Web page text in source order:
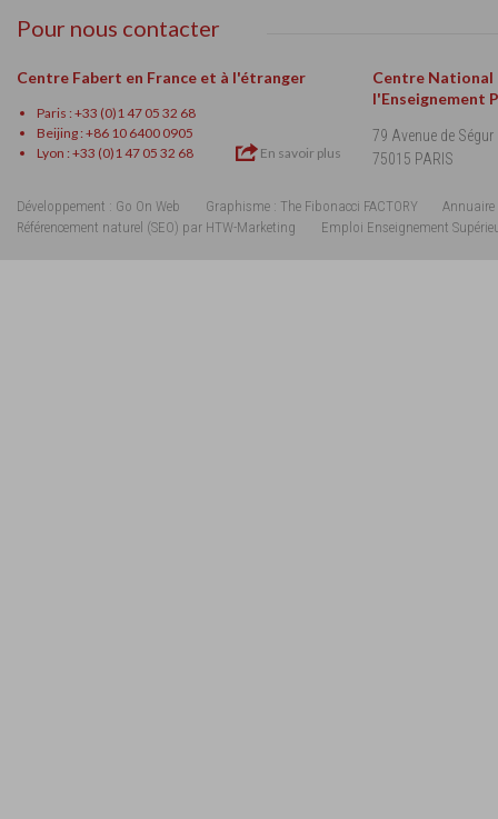
Pour nous contacter
Centre Fabert en France et à l'étranger
Paris : +33 (0)1 47 05 32 68
Beijing : +86 10 6400 0905
Lyon : +33 (0)1 47 05 32 68
En savoir plus
Centre National
l'Enseignement
79 Avenue de Ségur
75015 PARIS
Développement : Go On Web Graphisme : The Fibonacci FACTORY
Annuaire
Référencement naturel (SEO) par HTW-Marketing
Emploi Enseignement